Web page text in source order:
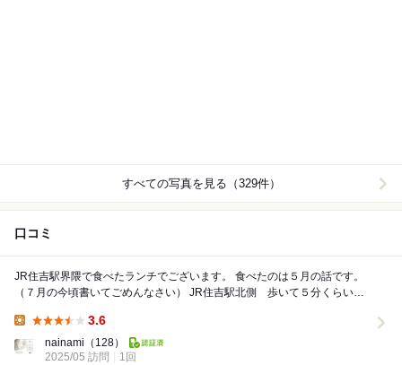
すべての写真を見る（329件）
口コミ
JR住吉駅界隈で食べたランチでございます。 食べたのは５月の話です。
（７月の今頃書いてごめんなさい） JR住吉駅北側 歩いて５分くらいに
3.6
nainami （128）
2025/05 訪問
1回